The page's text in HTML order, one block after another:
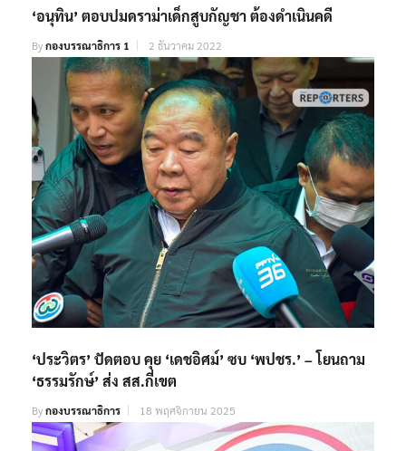
‘อนุทิน’ ตอบปมดราม่าเด็กสูบกัญชา ต้องดำเนินคดี
Byกองบรรณาธิการ 1 2 ธันวาคม 2022
‘ประวิตร’ ปัดตอบ คุย ‘เดชอิศม์’ ซบ ‘พปชร.’ – โยนถาม
‘ธรรมรักษ์’ ส่ง สส.กี่เขต
Byกองบรรณาธิการ 18 พฤศจิกายน 2025